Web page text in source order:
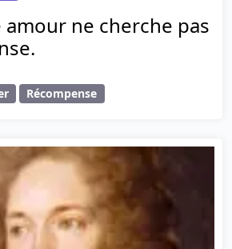
amour ne cherche pas
Récompense